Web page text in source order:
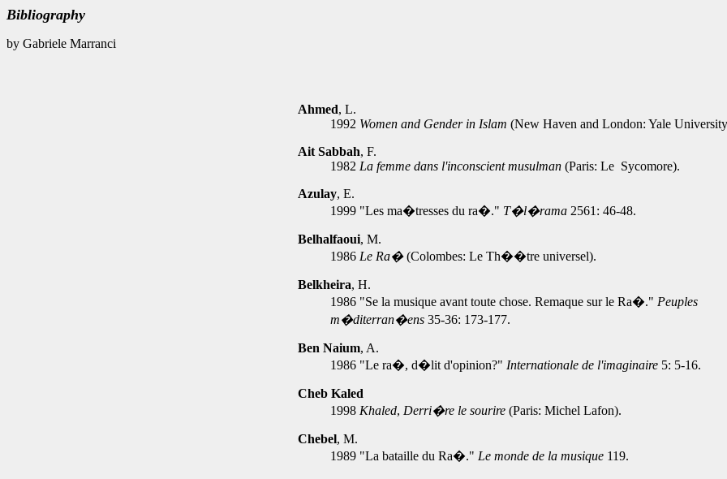
Bibliography
by Gabriele Marranci
Ahmed, L.
1992 Women and Gender in Islam (New Haven and London: Yale
Ait Sabbah, F.
1982 La femme dans l'inconscient musulman (Paris: Le Sycomore).
Azulay, E.
1999 "Les ma�tresses du ra�." T�l�rama 2561: 46-48.
Belhalfaoui, M.
1986 Le Ra�(Colombes: Le Th��tre universel).
Belkheira, H.
1986 "Se la musique avant toute chose. Remaque sur le Ra�." Peuples
m�diterran�ens 35-36: 173-177.
Ben Naium, A.
1986 "Le ra�, d�lit d'opinion?" Internationale de l'imaginaire 5: 5-16.
Cheb Kaled
1998 Khaled, Derri�re le sourire (Paris: Michel Lafon).
Chebel, M.
1989 "La bataille du Ra�." Le monde de la musique 119.